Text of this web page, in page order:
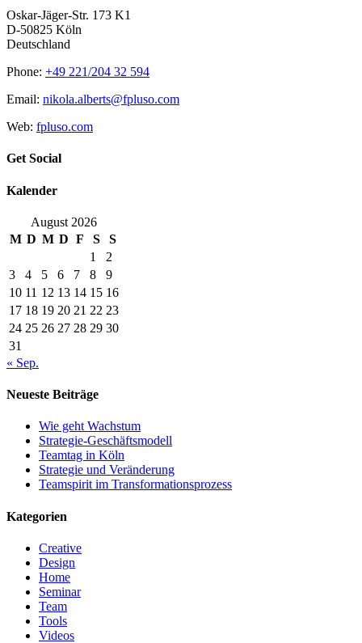
Oskar-Jäger-Str. 173 K1
D-50825 Köln
Deutschland
Phone: +49 221/204 32 594
Email: nikola.alberts@fpluso.com
Web: fpluso.com
Get Social
Kalender
August 2026
M D M D F S
S
1
2
3
4 5 6 7 8
9
10 11 12 13 14 15 16
17 18 19 20 21 22 23
24 25 26 27 28 29 30
31
« Sep.
Neueste Beiträge
Wie geht Wachstum
Strategie-Geschäftsmodell
Teamtag in Köln
Strategie und Veränderung
Teamspirit im Transformationsprozess
Kategorien
Creative
Design
Home
Seminar
Team
Tools
Videos